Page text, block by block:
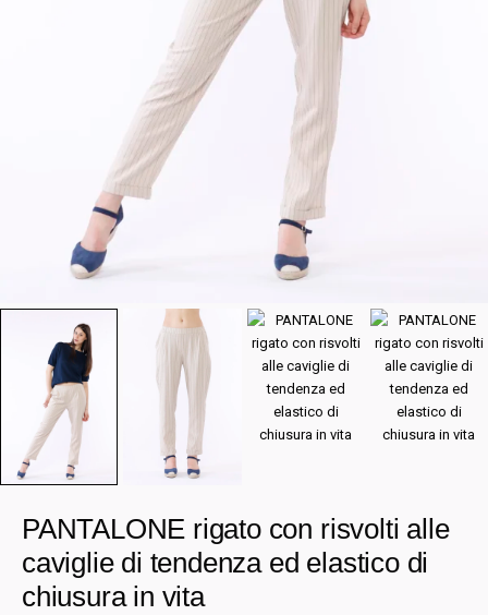
PANTALONE rigato con risvolti alle
caviglie di tendenza ed elastico di
chiusura in vita